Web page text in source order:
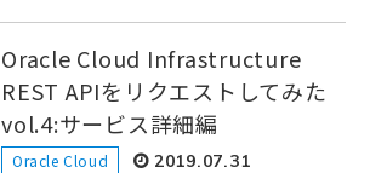
Oracle Cloud Infrastructure
REST APIをリクエストしてみた
vol.4:サービス詳細編
Oracle Cloud 2019.07.31